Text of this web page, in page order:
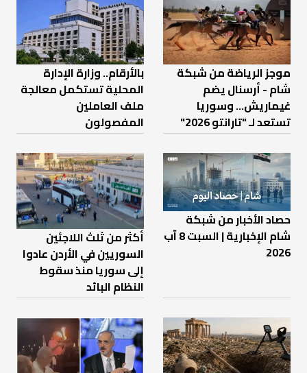
موجز الرياضة من شبكة
شام - أرسنال يضم
غيماريش... وسوريا
تستعد لـ "تارانتو 2026"
بالأرقام.. وزارة الإدارة
المحلية تستكمل معالجة
ملف العاملين
المفصولون
حصاد الأخبار من شبكة
شام الإخبارية | السبت 8 آب
2026
أكثر من ثلث اللاجئين
السوريين في الأردن عادوا
إلى سوريا منذ سقوط
النظام البائد